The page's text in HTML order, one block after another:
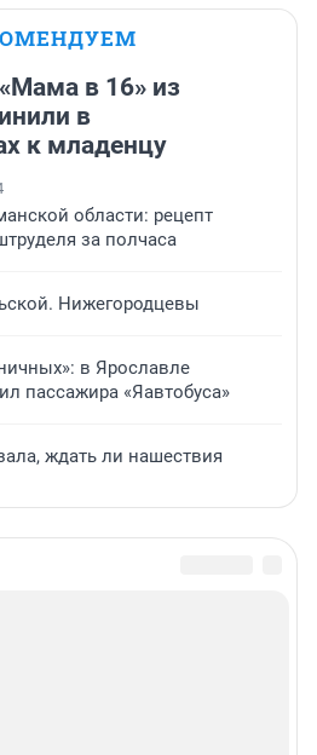
в 16» из
в
к младенцу
области: рецепт
за полчаса
Нижегородцевы
в Ярославле
пассажира «Яавтобуса»
ждать ли нашествия